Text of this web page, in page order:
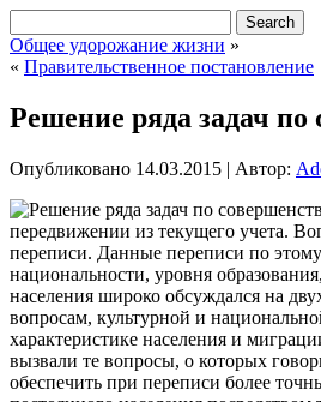
Общее удорожание жизни »
« Правительственное постановление
Решение ряда задач
Опубликовано 14.03.2015 | Автор:
передвижении из текущего учета.
переписи. Данные переписи по
национальности, уровня
населения широко обсуждался на
вопросам, культурной и
характеристике населения и
вызвали те вопросы, о которых
обеспечить при переписи более